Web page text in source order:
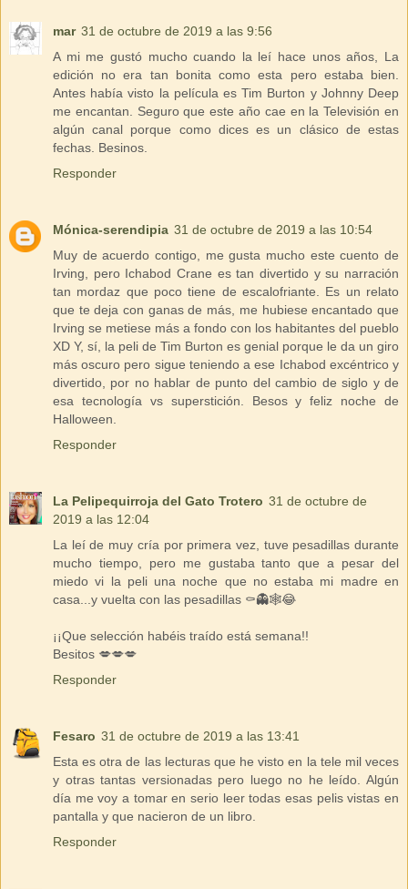
mar 31 de octubre de 2019 a las 9:56
A mi me gustó mucho cuando la leí hace unos años, La
edición no era tan bonita como esta pero estaba bien.
Antes había visto la película es Tim Burton y Johnny Deep
me encantan. Seguro que este año cae en la Televisión en
algún canal porque como dices es un clásico de estas
fechas. Besinos.
Responder
Mónica-serendipia 31 de octubre de 2019 a las 10:54
Muy de acuerdo contigo, me gusta mucho este cuento de
Irving, pero Ichabod Crane es tan divertido y su narración
tan mordaz que poco tiene de escalofriante. Es un relato
que te deja con ganas de más, me hubiese encantado que
Irving se metiese más a fondo con los habitantes del pueblo
XD Y, sí, la peli de Tim Burton es genial porque le da un giro
más oscuro pero sigue teniendo a ese Ichabod excéntrico y
divertido, por no hablar de punto del cambio de siglo y de
esa tecnología vs superstición. Besos y feliz noche de
Halloween.
Responder
La Pelipequirroja del Gato Trotero 31 de octubre de
2019 a las 12:04
La leí de muy cría por primera vez, tuve pesadillas durante
mucho tiempo, pero me gustaba tanto que a pesar del
miedo vi la peli una noche que no estaba mi madre en
casa...y vuelta con las pesadillas ⚰️👻🕸️😂
¡¡Que selección habéis traído está semana!!
Besitos 💋💋💋
Responder
Fesaro 31 de octubre de 2019 a las 13:41
Esta es otra de las lecturas que he visto en la tele mil veces
y otras tantas versionadas pero luego no he leído. Algún
día me voy a tomar en serio leer todas esas pelis vistas en
pantalla y que nacieron de un libro.
Responder